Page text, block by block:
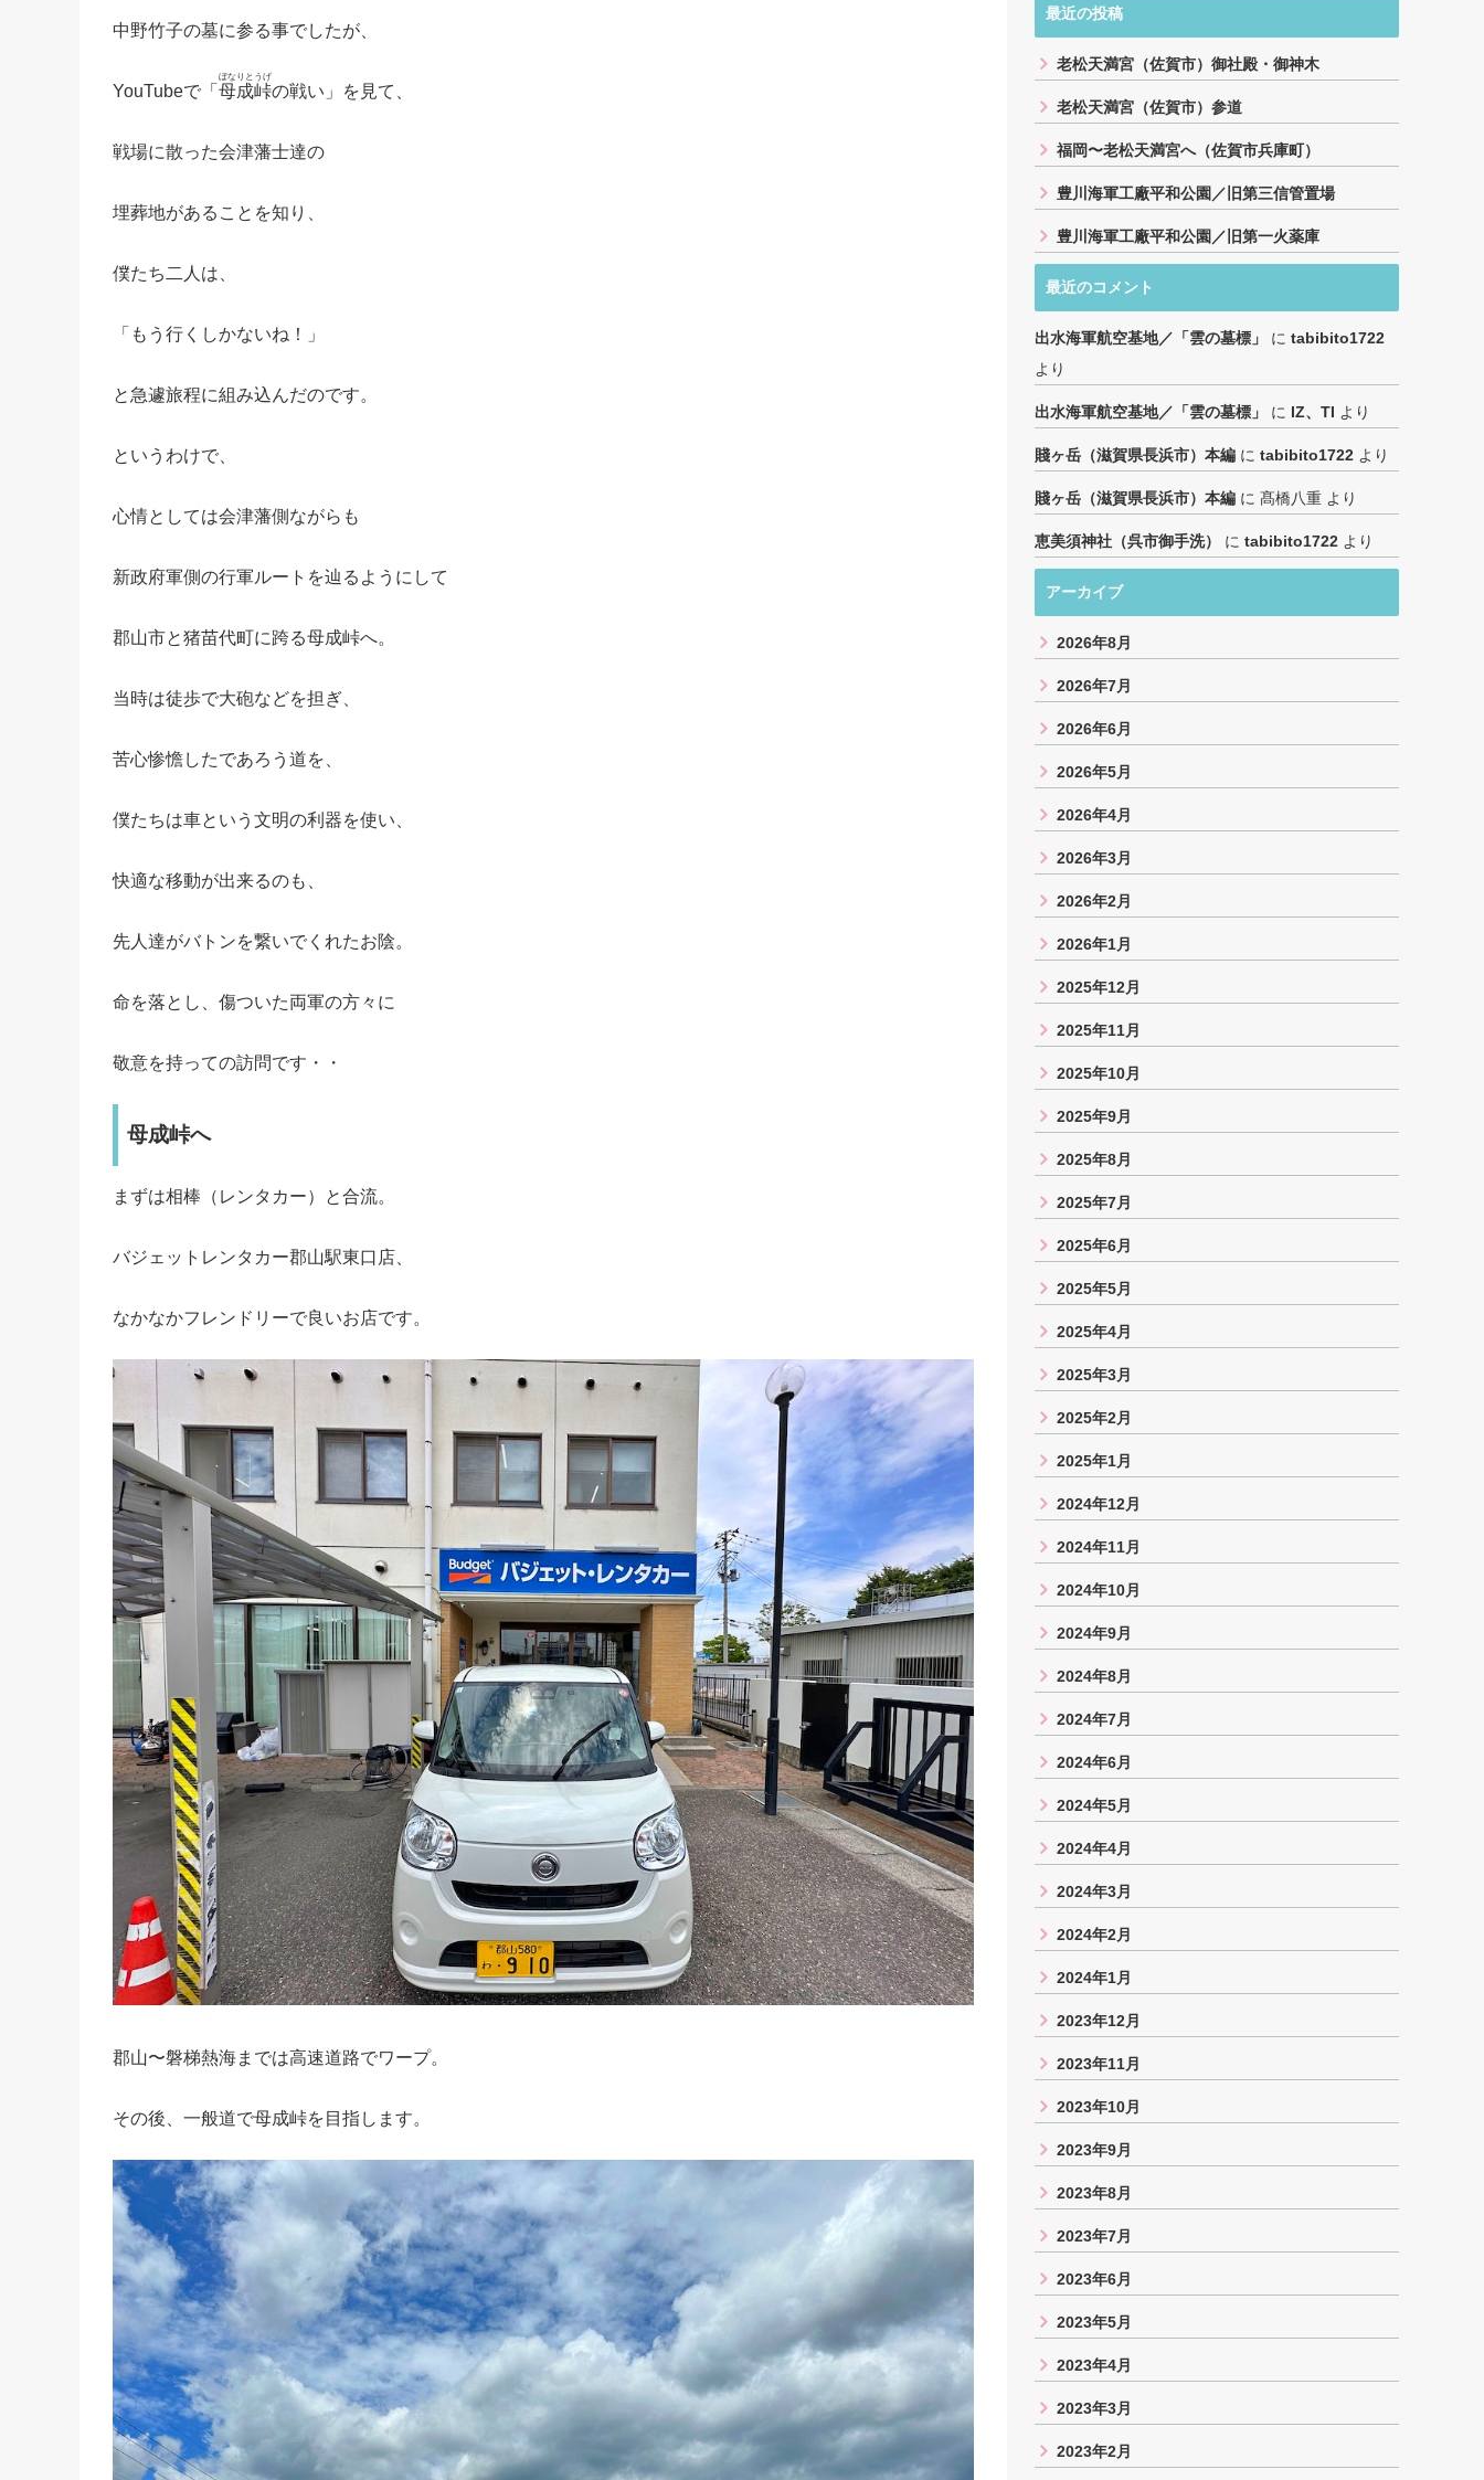
中野竹子の墓に参る事でしたが、
YouTubeで「 母成峠
ぼなりとうげ
の戦い」を見て、
戦場に散った会津藩士達の
埋葬地があることを知り、
僕たち二人は、
「もう行くしかないね！」
と急遽旅程に組み込んだのです。
というわけで、
心情としては会津藩側ながらも
新政府軍側の行軍ルートを辿るようにして
郡山市と猪苗代町に跨る母成峠へ。
当時は徒歩で大砲などを担ぎ、
苦心惨憺したであろう道を、
僕たちは車という文明の利器を使い、
快適な移動が出来るのも、
先人達がバトンを繋いでくれたお陰。
命を落とし、傷ついた両軍の方々に
敬意を持っての訪問です・・
母成峠へ
まずは相棒（レンタカー）と合流。
バジェットレンタカー郡山駅東口店、
なかなかフレンドリーで良いお店です。
郡山〜磐梯熱海までは高速道路でワープ。
その後、一般道で母成峠を目指します。
最近の投稿
老松天満宮（佐賀市）御社殿・御神木
老松天満宮（佐賀市）参道
福岡〜老松天満宮へ（佐賀市兵庫町）
豊川海軍工廠平和公園／旧第三信管置場
豊川海軍工廠平和公園／旧第一火薬庫
最近のコメント
出水海軍航空基地／「雲の墓標」 に tabibito1722
より
出水海軍航空基地／「雲の墓標」 に IZ、TI より
賤ヶ岳（滋賀県長浜市）本編 に tabibito1722 より
賤ヶ岳（滋賀県長浜市）本編 に 髙橋八重 より
恵美須神社（呉市御手洗） に tabibito1722 より
アーカイブ
2026年8月
2026年7月
2026年6月
2026年5月
2026年4月
2026年3月
2026年2月
2026年1月
2025年12月
2025年11月
2025年10月
2025年9月
2025年8月
2025年7月
2025年6月
2025年5月
2025年4月
2025年3月
2025年2月
2025年1月
2024年12月
2024年11月
2024年10月
2024年9月
2024年8月
2024年7月
2024年6月
2024年5月
2024年4月
2024年3月
2024年2月
2024年1月
2023年12月
2023年11月
2023年10月
2023年9月
2023年8月
2023年7月
2023年6月
2023年5月
2023年4月
2023年3月
2023年2月